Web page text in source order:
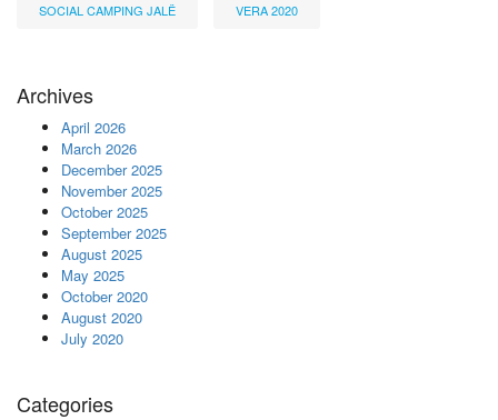
SOCIAL CAMPING JALË VERA 2020
Archives
April 2026
March 2026
December 2025
November 2025
October 2025
September 2025
August 2025
May 2025
October 2020
August 2020
July 2020
Categories